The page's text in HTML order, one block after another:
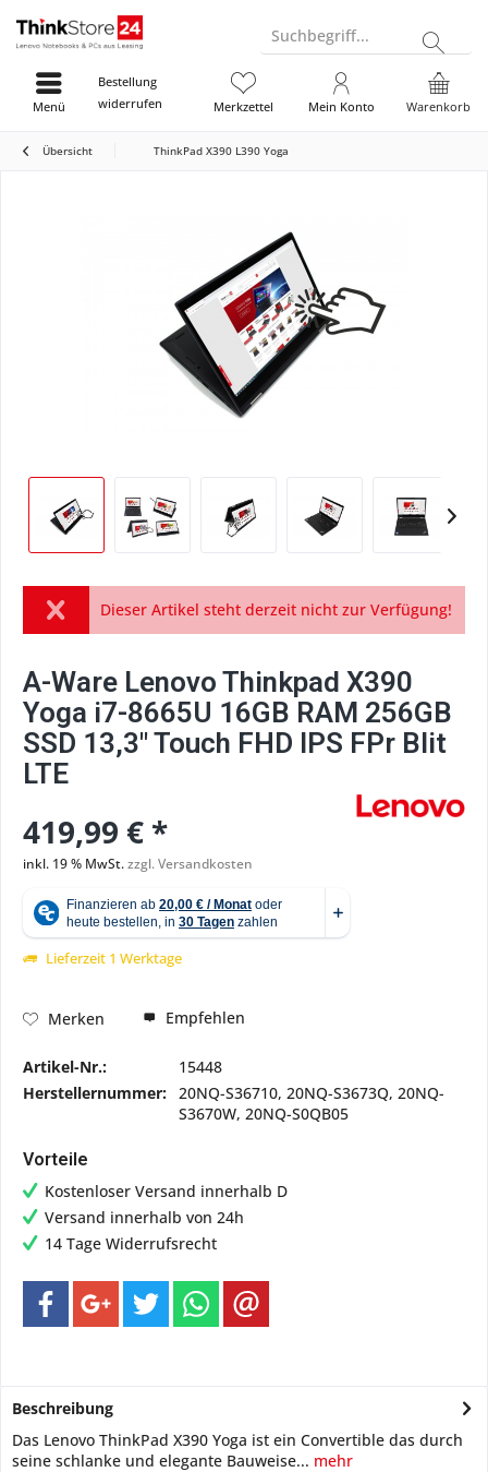
Suchbegriff...
Bestellung
widerrufen
Warenkorb
Merkzettel Mein Konto
Menü
Übersicht ThinkPad X390 L390 Yoga
Dieser Artikel steht derzeit nicht zur Verfügung!
A-Ware Lenovo Thinkpad X390
Yoga i7-8665U 16GB RAM 256GB
SSD 13,3" Touch FHD IPS FPr Blit
LTE
419,99 € *
inkl. 19 % MwSt.zzgl. Versandkosten
Lieferzeit 1 Werktage
Merken Empfehlen
Artikel-Nr.:
15448
Herstellernummer: 20NQ-S36710, 20NQ-S3673Q, 20NQ-
S3670W, 20NQ-S0QB05
Vorteile
Kostenloser Versand innerhalb D
Versand innerhalb von 24h
14 Tage Widerrufsrecht
Beschreibung
Das Lenovo ThinkPad X390 Yoga ist ein Convertible das durch
seine schlanke und elegante Bauweise... mehr